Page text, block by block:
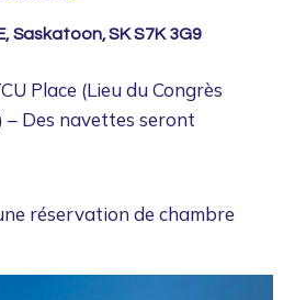
Saskatoon, SK S7K 3G9
Place (Lieu du Congrès
– Des navettes seront
réservation de chambre